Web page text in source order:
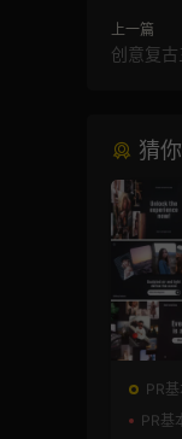
上一篇
创意复
猜
PR
PR基